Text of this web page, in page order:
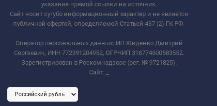
указание прямой ссылки на источник.
Сайт носит сугубо информационный характер и не является
публичной офертой, определяемой Статьей 437 (2) ГК РФ.
Оператор персональных данных: ИП Жиденко Дмитрий
Сергеевич, ИНН 772391204952, ОГРНИП 318774600583552.
Зарегистрирован в Роскомнадзоре (рег. № 9721825).
Сайт: